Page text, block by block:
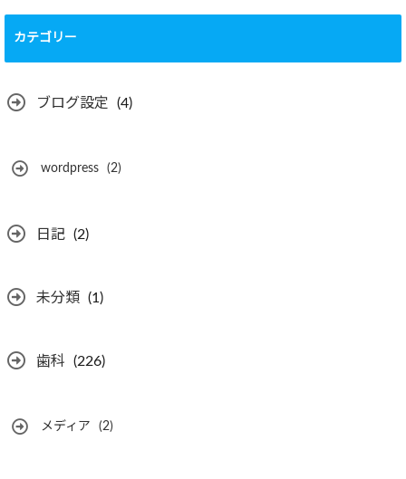
カテゴリー
ブログ設定 (4)
wordpress (2)
日記 (2)
未分類 (1)
歯科 (226)
メディア (2)